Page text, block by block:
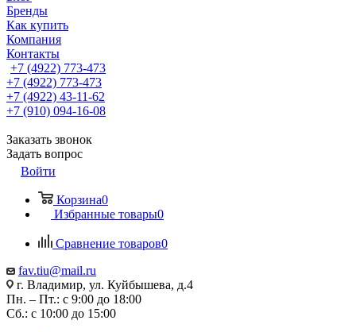
Бренды
Как купить
Компания
Контакты
+7 (4922) 773-473
+7 (4922) 773-473
+7 (4922) 43-11-62
+7 (910) 094-16-08
Заказать звонок
Задать вопрос
Войти
Корзина0
Избранные товары0
Сравнение товаров0
fav.tiu@mail.ru
г. Владимир, ул. Куйбышева, д.4
Пн. – Пт.: с 9:00 до 18:00
Сб.: с 10:00 до 15:00